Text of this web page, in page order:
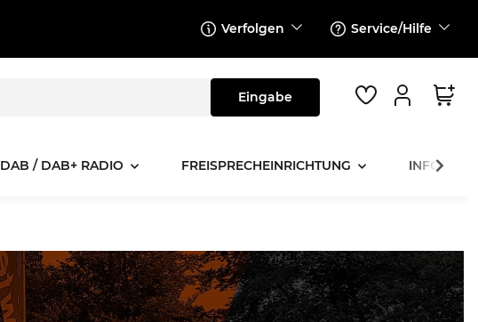
Verfolgen Service/Hilfe
DAB / DAB+ RADIO FREISPRECHEINRICHTUNG